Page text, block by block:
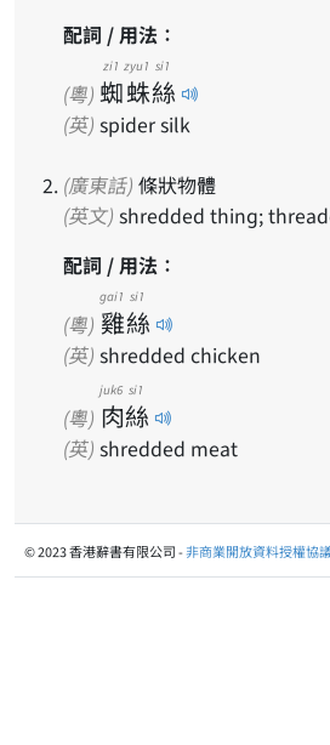
配詞 / 用法：
(粵) 蜘
zi1
蛛
zyu1
絲
si1
(英) spider silk
(廣東話) 條狀物體
(英文) shredded thing;
配詞 / 用法：
(粵) 雞
gai1
絲
si1
(英) shredded chicken
(粵) 肉
juk6
絲
si1
(英) shredded meat
© 2023 香港辭書有限公司 -非商業開放資料授權協